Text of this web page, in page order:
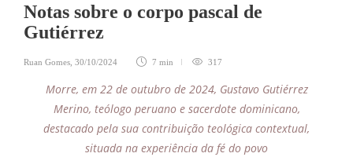
Notas sobre o corpo pascal de
Gutiérrez
Ruan Gomes 30/10/2024 7 min 317
Morre, em 22 de outubro de 2024, Gustavo Gutiérrez
Merino, teólogo peruano e sacerdote dominicano,
destacado pela sua contribuição teológica contextual,
situada na experiência da fé do povo